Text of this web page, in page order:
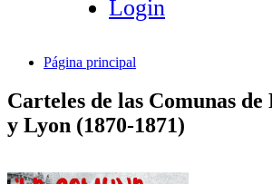
Login
Página principal
Carteles de las Comunas de
y Lyon (1870-1871)